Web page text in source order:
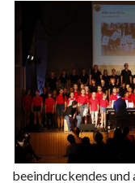
beeindruckendes